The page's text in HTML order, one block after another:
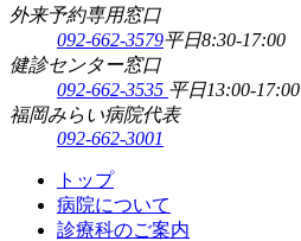
外来予約専用窓口
092-662-3579平日8:30-17:00
健診センター窓口
092-662-3535 平日13:00-17:00
福岡みらい病院代表
092-662-3001
トップ
病院について
診療科のご案内